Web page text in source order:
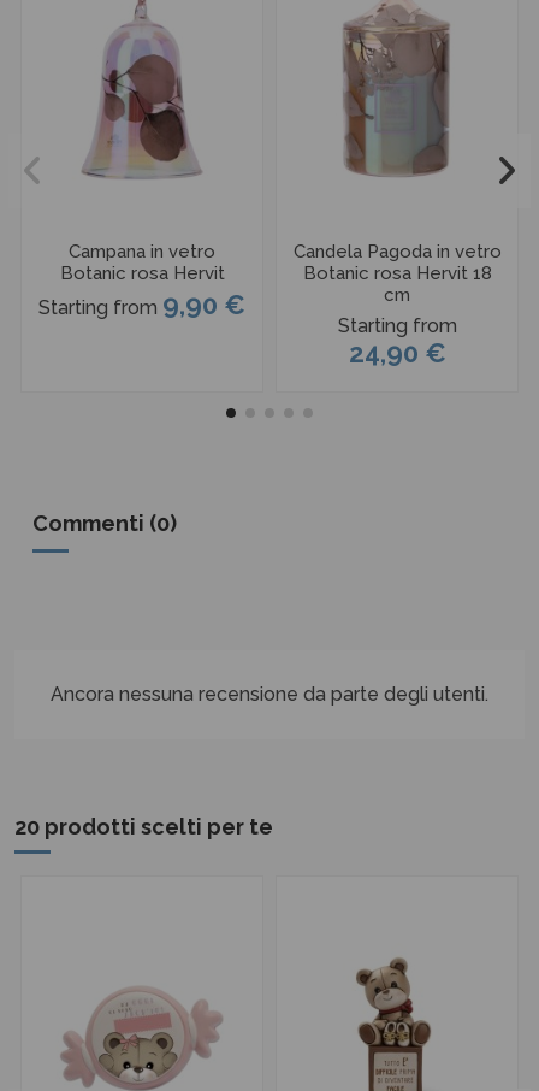
Campana in vetro
Botanic rosa Hervit
Starting from 9,90 €
Candela Pagoda in vetro
Botanic rosa Hervit 18
cm
Starting from
24,90 €
Commenti (0)
Ancora nessuna recensione da parte degli utenti.
20 prodotti scelti per te